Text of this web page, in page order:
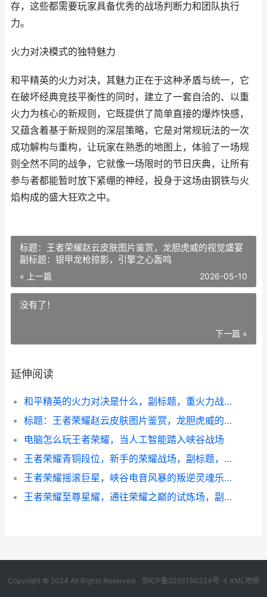
存，这些都需要玩家具备优秀的战场判断力和团队执行
力。
火力对决模式的独特魅力
和平精英的火力对决，其魅力正在于这种矛盾与统一，它
在破坏经典竞技平衡性的同时，建立了一套自洽的、以重
火力为核心的新规则，它既提供了简单直接的爆炸快感，
又蕴含着基于新规则的深层策略，它是对常规玩法的一次
成功解构与重构，让玩家在熟悉的地图上，体验了一场规
则全然不同的战争，它就像一场限时的节日庆典，让所有
参与者都能暂时放下紧绷的神经，投身于这场由钢铁与火
焰构成的盛大狂欢之中。
标题：王者荣耀赵云皮肤图片鉴赏，龙胆虎威的视觉盛宴
副标题：银甲龙枪掠影，引擎之心轰鸣
« 上一篇 2026-05-10
没有了！
下一篇 »
延伸阅读
和平精英的火力对决是什么，副标题，重火力战场的颠覆性狂欢
标题：王者荣耀赵云皮肤图片鉴赏，龙胆虎威的视觉盛宴副标题：银甲龙枪掠影，引擎之心轰鸣
电脑怎么玩王者荣耀，当人工智能踏入峡谷战场
王者荣耀青铜段位，新手的荣耀战场，副标题，一段旅程的真诚起点
王者荣耀摇滚巨星，峡谷电音风暴的叛逆灵魂乐章
王者荣耀至尊星耀，通往荣耀之巅的试炼场，副标题为一段淬火与成长的征程
Copyright © 2024 All Rights Reserved. 京ICP备2025130324号-4 XML地图